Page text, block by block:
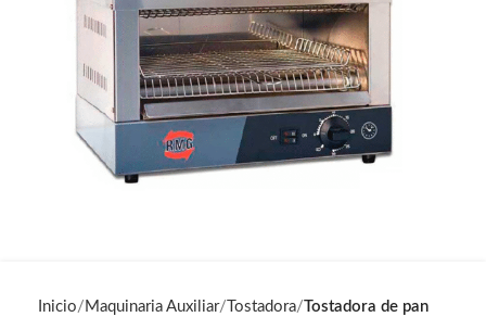
Inicio Maquinaria Auxiliar Tostadora Tostadora de pan